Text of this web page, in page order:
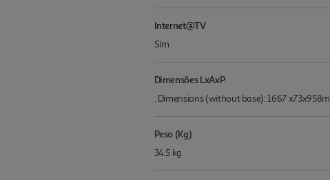
Internet@TV
Sim
Dimensões LxAxP
. Dimensions (without base): 1667
Peso (Kg)
34.5 kg